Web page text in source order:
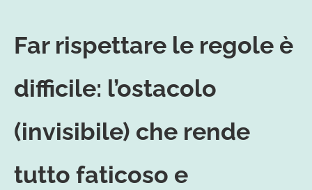
Far rispettare le regole è
difficile: l’ostacolo
(invisibile) che rende
tutto faticoso e